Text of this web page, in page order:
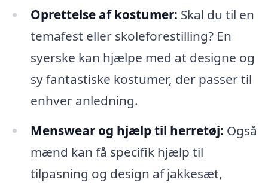
Oprettelse af kostumer: Skal du til en
temafest eller skoleforestilling? En
syerske kan hjælpe med at designe og
sy fantastiske kostumer, der passer til
enhver anledning.
Menswear og hjælp til herretøj: Også
mænd kan få specifik hjælp til
tilpasning og design af jakkesæt,